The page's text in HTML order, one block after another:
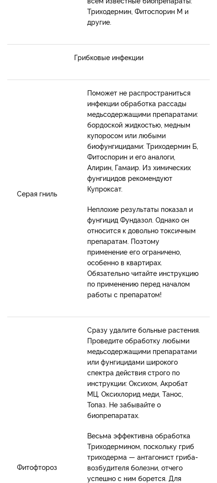
Триходермин, Фитоспорин М и
другие.
Грибковые инфекции
Серая гниль
Поможет не распространиться
инфекции обработка рассады
медьсодержащими препаратами:
бордоской жидкостью, медным
купоросом или любыми
биофунгицидами: Триходермин Б,
Фитоспорин и его аналоги,
Алирин, Гамаир. Из химических
фунгицидов рекомендуют
Купроксат.
Неплохие результаты показал и
фунгицид Фундазол. Однако он
относится к довольно токсичным
препаратам. Поэтому
применение его ограничено,
особенно в квартирах.
Обязательно читайте инструкцию
по применению перед началом
работы с препаратом!
Фитофтороз
Сразу удалите больные растения.
Проведите обработку любыми
медьсодержащими препаратами
или фунгицидами широкого
спектра действия строго по
инструкции: Оксихом, Акробат
МЦ, Оксихлорид меди, Танос,
Топаз. Не забывайте о
биопрепаратах.
Весьма эффективна обработка
Триходермином, поскольку гриб
триходерма — антагонист гриба-
возбудителя болезни, отчего
успешно с ним борется. Для